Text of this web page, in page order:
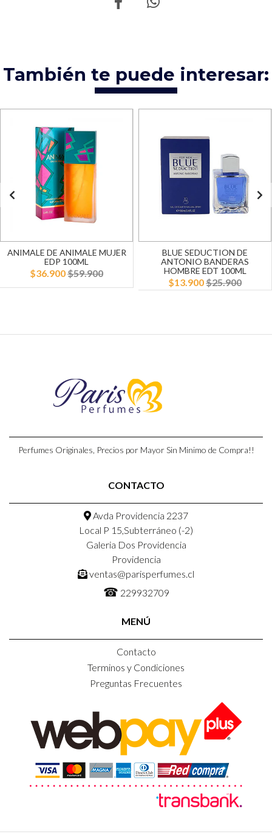
También te puede interesar:
ANIMALE DE ANIMALE MUJER
EDP 100ML
$36.900$59.900
BLUE SEDUCTION DE
ANTONIO BANDERAS
HOMBRE EDT 100ML
$13.900$25.900
Perfumes Originales, Precios por Mayor Sin Minimo de Compra!!
CONTACTO
Avda Providencia 2237
Local P 15,Subterráneo (-2)
Galeria Dos Providencia
Providencia
ventas@parisperfumes.cl
☎ 229932709
MENÚ
Contacto
Terminos y Condiciones
Preguntas Frecuentes